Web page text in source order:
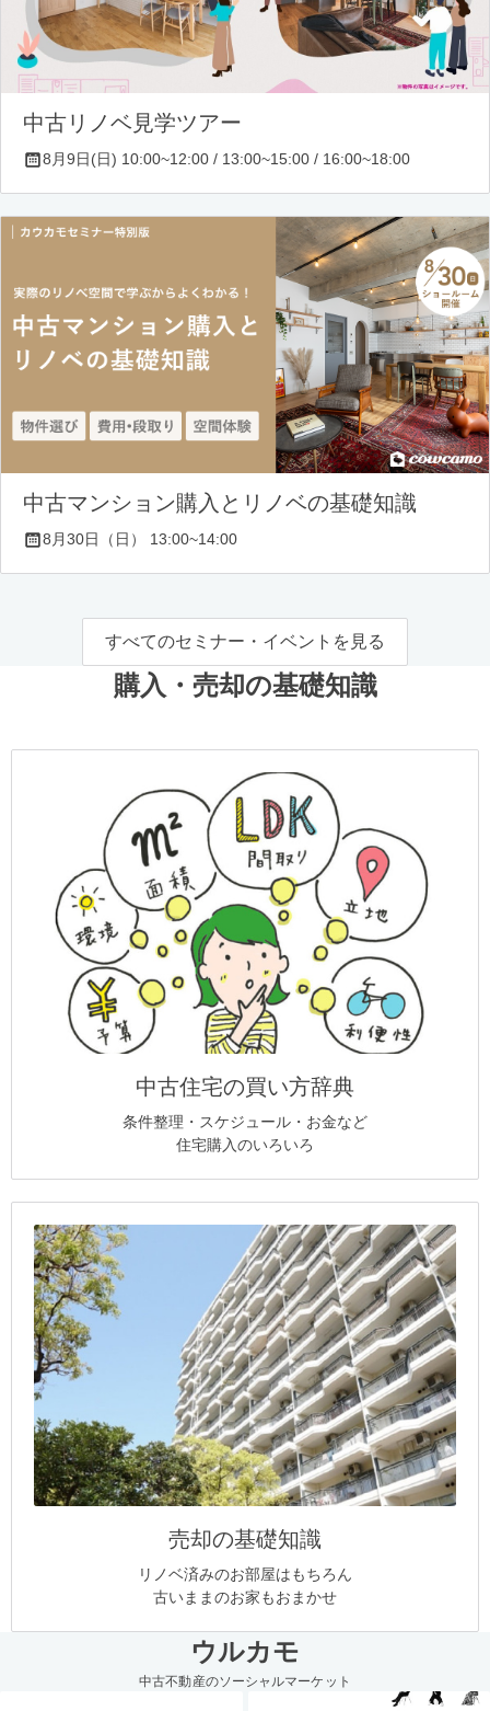
中古リノベ見学ツアー
8月9日(日) 10:00~12:00 / 13:00~15:00 / 16:00~18:00
中古マンション購入とリノベの基礎知識
8月30日（日） 13:00~14:00
すべてのセミナー・イベントを見る
購入・売却の基礎知識
中古住宅の買い方辞典
条件整理・スケジュール・お金など
住宅購入のいろいろ
売却の基礎知識
リノベ済みのお部屋はもちろん
古いままのお家もおまかせ
ウルカモ
中古不動産のソーシャルマーケット